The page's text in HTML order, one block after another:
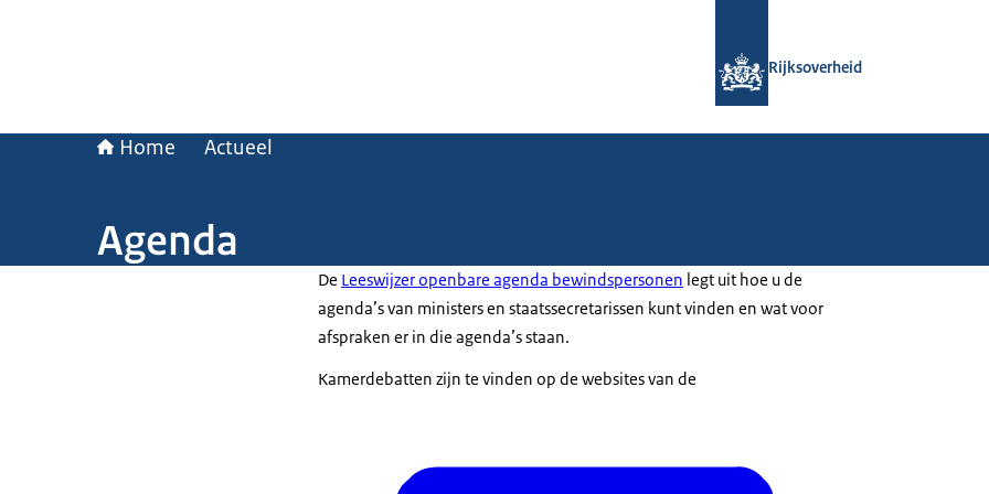
Rijksoverheid
Home Actueel
Agenda
De Leeswijzer openbare agenda bewindspersonen legt uit hoe u de
agenda’s van ministers en staatssecretarissen kunt vinden en wat voor
afspraken er in die agenda’s staan.
Kamerdebatten zijn te vinden op de websites van de